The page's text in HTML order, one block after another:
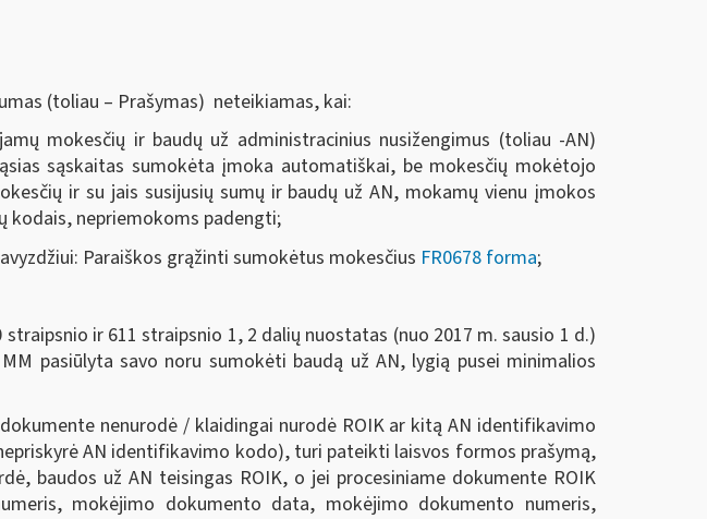
(toliau – Prašymas) neteikiamas, kai:
mokesčių ir baudų už administracinius nusižengimus (toliau -AN)
sąskaitas sumokėta įmoka automatiškai, be mokesčių mokėtojo
ir su jais susijusių sumų ir baudų už AN, mokamų vienu įmokos
kodais, nepriemokoms padengti;
Paraiškos grąžinti sumokėtus mokesčius FR0678 forma;
straipsnio ir 611 straipsnio 1, 2 dalių nuostatas (nuo 2017 m. sausio 1 d.)
MM pasiūlyta savo noru sumokėti baudą už AN, lygią pusei minimalios
nenurodė / klaidingai nurodė ROIK ar kitą AN identifikavimo
AN identifikavimo kodo), turi pateikti laisvos formos prašymą,
baudos už AN teisingas ROIK, o jei procesiniame dokumente ROIK
mokėjimo dokumento data, mokėjimo dokumento numeris,